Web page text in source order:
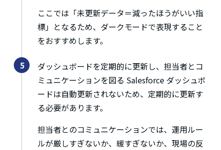
ここでは「未更新データ＝減ったほうがいい指
標」となるため、ダークモードで表現すること
をおすすめします。
ダッシュボードを定期的に更新し、担当者とコ
ミュニケーションを図る Salesforce ダッシュボ
ードは自動更新されないため、定期的に更新す
る必要があります。
担当者とのコミュニケーションでは、運用ルー
ルが厳しすぎないか、緩すぎないか、現場の反